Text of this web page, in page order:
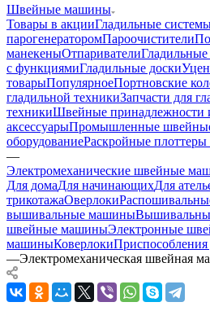
Швейные машины
Товары в акцииГладильные
парогенераторомПароочистители
манекеныОтпариватели
с функциямиГладильные доски
товарыПопулярноеПортновские
гладильной техникиЗапчасти для
техникиШвейные принадлежности
аксессуарыПромышленные
оборудованиеРаскройные плоттеры
—
Электромеханические швейные
Для домаДля начинающихДля
трикотажаОверлоки
вышивальные машины
швейные машиныЭлектронные
машиныКоверлоки
—Электромеханическая швейная